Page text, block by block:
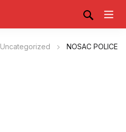
Uncategorized
NOSAC POLICE